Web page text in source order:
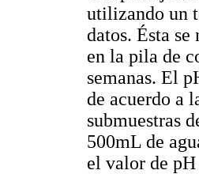
utilizando un
datos. Ésta
en la pila de
semanas. El
de acuerdo a
submuestras
500mL de
el valor de